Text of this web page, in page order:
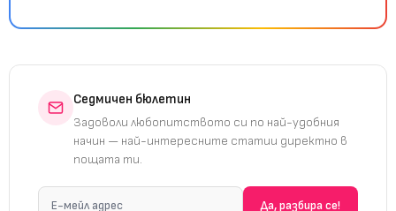
Седмичен бюлетин
Задоволи любопитството си по най-удобния
начин — най-интересните статии директно в
пощата ти.